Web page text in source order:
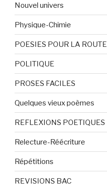
Nouvel univers
Physique-Chimie
POESIES POUR LA ROUTE
POLITIQUE
PROSES FACILES
Quelques vieux poèmes
REFLEXIONS POETIQUES
Relecture-Réécriture
Répétitions
REVISIONS BAC